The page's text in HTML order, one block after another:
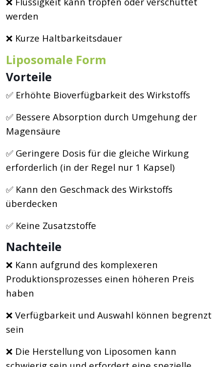
werden
❌ Kurze Haltbarkeitsdauer
Liposomale Form
Vorteile
✅ Erhöhte Bioverfügbarkeit des Wirkstoffs
✅ Bessere Absorption durch Umgehung der
Magensäure
✅ Geringere Dosis für die gleiche Wirkung
erforderlich (in der Regel nur 1 Kapsel)
✅ Kann den Geschmack des Wirkstoffs
überdecken
✅ Keine Zusatzstoffe
Nachteile
❌ Kann aufgrund des komplexeren
Produktionsprozesses einen höheren Preis
haben
❌ Verfügbarkeit und Auswahl können begrenzt
sein
❌ Die Herstellung von Liposomen kann